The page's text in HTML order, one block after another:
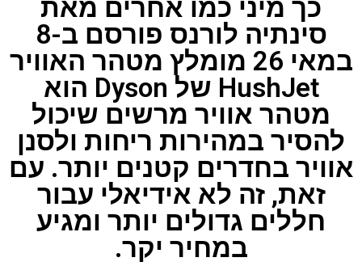
כך מיני כמו אחרים מאת
סינתיה לורנס פורסם ב-8
במאי 26 מומלץ מטהר האוויר
HushJet של Dyson הוא
מטהר אוויר מרשים שיכול
להסיר במהירות ריחות ולסנן
אוויר בחדרים קטנים יותר. עם
זאת, זה לא אידיאלי עבור
חללים גדולים יותר ומגיע
במחיר יקר.